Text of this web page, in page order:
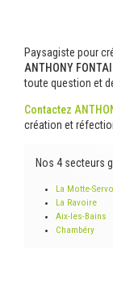
Paysagiste pour
ANTHONY
toute question et
Contactez
création et
Nos 4 secteurs
La Motte-
La Ravoire
Aix-les-Bains
Chambéry